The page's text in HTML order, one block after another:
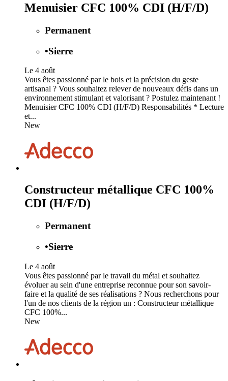
Menuisier CFC 100% CDI (H/F/D)
Permanent
•Sierre
Le 4 août
Vous êtes passionné par le bois et la précision du geste
artisanal ? Vous souhaitez relever de nouveaux défis dans un
environnement stimulant et valorisant ? Postulez maintenant !
Menuisier CFC 100% CDI (H/F/D) Responsabilités * Lecture
et...
New
Constructeur métallique CFC 100%
CDI (H/F/D)
Permanent
•Sierre
Le 4 août
Vous êtes passionné par le travail du métal et souhaitez
évoluer au sein d'une entreprise reconnue pour son savoir-
faire et la qualité de ses réalisations ? Nous recherchons pour
l'un de nos clients de la région un : Constructeur métallique
CFC 100%...
New